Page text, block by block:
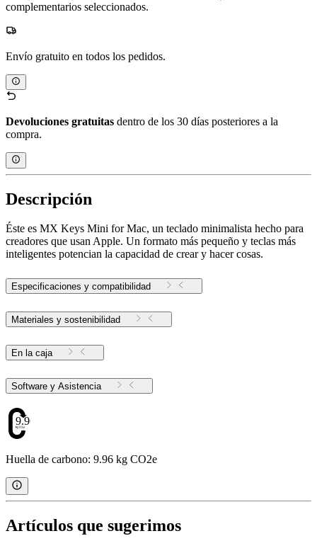
complementarios seleccionados.
Envío gratuito en todos los pedidos.
Devoluciones gratuitas dentro de los 30 días posteriores a la
compra.
Descripción
Éste es MX Keys Mini for Mac, un teclado minimalista hecho para
creadores que usan Apple. Un formato más pequeño y teclas más
inteligentes potencian la capacidad de crear y hacer cosas.
Especificaciones y compatibilidad
Materiales y sostenibilidad
En la caja
Software y Asistencia
9.96
Huella de carbono: 9.96 kg CO2e
Artículos que sugerimos